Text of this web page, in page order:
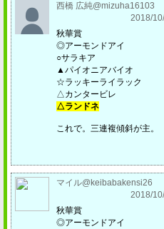
西橋 広純@mizuha16103
2018/
秋華賞
◎アーモンドアイ
○サラキア
▲パイオニアバイオ
☆ラッキーライラック
△カンタービレ
△ランドネ
これで。三連複傾斜が主。
マイル@keibabakensi26
2018/
秋華賞
◎アーモンドアイ